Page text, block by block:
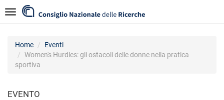
al
contenuto
Navigazione
Home
Eventi
Women's Hurdles: gli ostacoli delle donne nella pratica
sportiva
EVENTO